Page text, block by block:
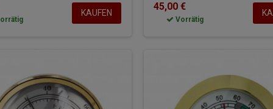
KAUFEN
45,00 €
Vorrätig